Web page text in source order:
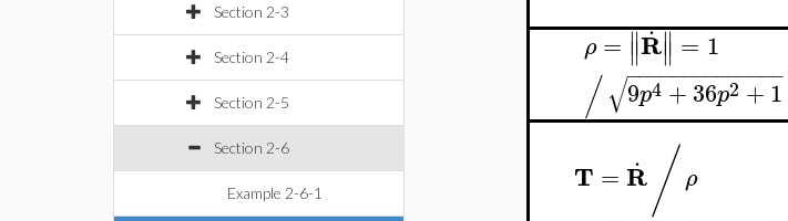
Section 2-3
Section 2-4
Section 2-5
Section 2-6
Example 2-6-1
ρ = ∥
∥R
.∥
∥ = 1
/ 9p4 +36p2 +1
− −
−−−−−−−−−−−−
√
T = R
. /ρ